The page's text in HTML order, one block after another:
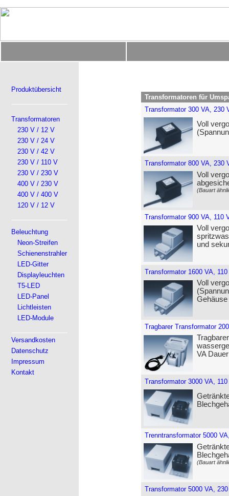
Produktübersicht
Transformatoren
230 V / 12 V
230 V / 24 V
230 V / 42 V
230 V / 110 V
230 V / 230 V
400 V / 230 V
400 V / 400 V
120 V / 12 V
Beleuchtung
Neon-Streifen
Schienenstrahler
LED-Gitter
Displayleuchten
T5-LED
LED-Panel
Lichtleisten
LED-Module
Versandkosten
Datenschutz
Impressum
Kontakt
Transformatoren für
Transformator 300 VA, 230
Voll
Transformator 800 VA, 230
Voll
(Bauart
Transformator 900 VA, 110
Voll
und
Transformator 1600 VA,
Voll
Gehäuse
Tragbarer Transformator
VA
Transformator 3000 VA,
Trenntransformator 5000
(Bauart
Transformator 5000 VA,